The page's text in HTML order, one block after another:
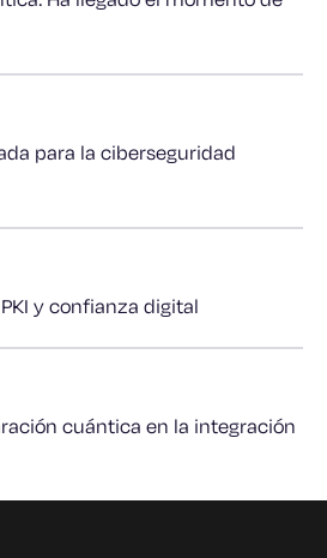
para la ciberseguridad
y confianza digital
cuántica en la integración